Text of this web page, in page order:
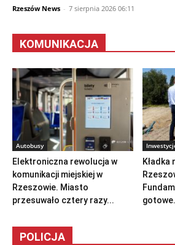
Rzeszów News - 7 sierpnia 2026 06:11
KOMUNIKACJA
Autobusy
Elektroniczna rewolucja w
komunikacji miejskiej w
Rzeszowie. Miasto
przesuwało cztery razy...
Kładka
POLICJA